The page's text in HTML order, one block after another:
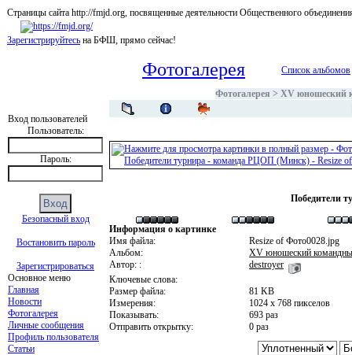
Страницы сайта http://fmjd.org, посвященные деятельности Общественного
Зарегистрируйтесь на БФШ, прямо сейчас!
Вход пользователей
Пользователь:
Пароль:
Безопасный вход
Востановить пароль
Зарегистрироваться
Основное меню
Главная
Новости
Фотогалерея
Личные сообщения
Профиль пользователя
Статьи
Фотогалерея Список альбомов
Фотогалерея > ХV юношеский
Победители
Информация о картинке
Имя файла:
Resize of Фото0028.jpg
Альбом:
ХV юношеский
Автор: :
destroyer
Ключевые слова:
Размер файла:
81 KB
Измерения:
1024 x 768 пикселов
Показывать:
693 раз
Отправить открытку:
0 раз